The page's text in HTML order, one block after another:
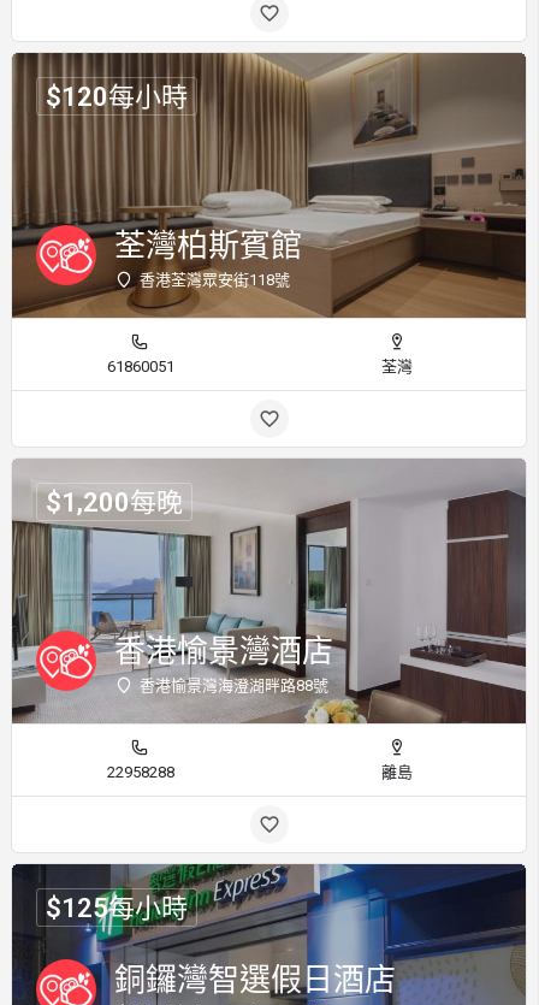
荃灣柏斯賓館
香港荃灣眾安街118號
$120每小時
61860051 荃灣
香港愉景灣酒店
香港愉景灣海澄湖畔路88號
$1,200每晚
22958288 離島
銅鑼灣智選假日酒店
$125每小時